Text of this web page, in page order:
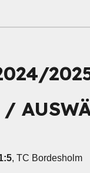
, TC Bordesholm